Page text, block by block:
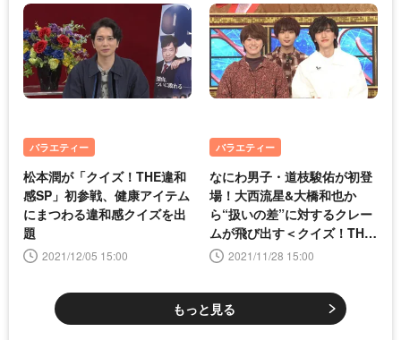
バラエティー
松本潤が「クイズ！THE違和
感SP」初参戦、健康アイテム
にまつわる違和感クイズを出
題
2021/12/05 15:00
バラエティー
なにわ男子・道枝駿佑が初登
場！大西流星&大橋和也か
ら“扱いの差”に対するクレー
ムが飛び出す＜クイズ！THE
違和感＞
2021/11/28 15:00
もっと見る